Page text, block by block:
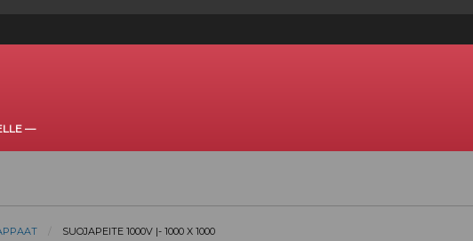
—
SUOJAPEITE 1000V |- 1000 X 1000